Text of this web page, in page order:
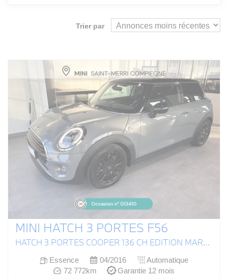
Trier par
MINI HATCH 3 PORTES F56
HATCH 3 PORTES COOPER 136 CH EDITION MARYLEBONE A
Essence 04/2016
Automatique
72 772km
Garantie 12 mois